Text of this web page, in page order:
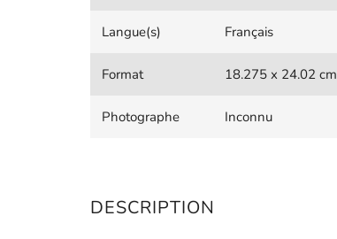
Langue(s) Français
Format 18.275 x 24.02 cm
Photographe Inconnu
DESCRIPTION